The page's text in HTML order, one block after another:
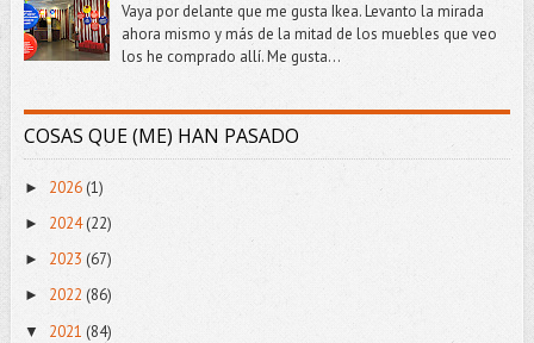
Vaya por delante que me gusta Ikea. Levanto la mirada
ahora mismo y más de la mitad de los muebles que veo
los he comprado allí. Me gusta...
COSAS QUE (ME) HAN PASADO
► 2026 (1)
► 2024(22)
► 2023 (67)
► 2022 (86)
▼ 2021 (84)